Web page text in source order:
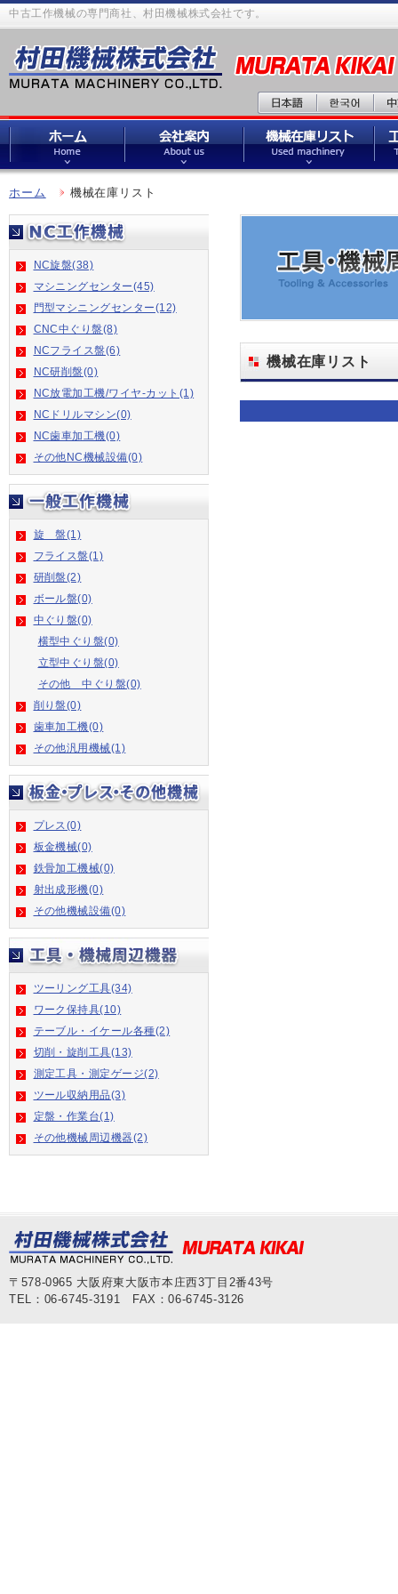
中古工作機械の専門商社、村田機械株式会社です。
ホーム 機械在庫リスト
NC旋盤(38)
マシニングセンター(45)
門型マシニングセンター(12)
CNC中ぐり盤(8)
NCフライス盤(6)
NC研削盤(0)
NC放電加工機/ワイヤ-カット(1)
NCドリルマシン(0)
NC歯車加工機(0)
その他NC機械設備(0)
旋 盤(1)
フライス盤(1)
研削盤(2)
ボール盤(0)
中ぐり盤(0)
横型中ぐり盤(0)
立型中ぐり盤(0)
その他 中ぐり盤(0)
削り盤(0)
歯車加工機(0)
その他汎用機械(1)
プレス(0)
板金機械(0)
鉄骨加工機械(0)
射出成形機(0)
その他機械設備(0)
ツーリング工具(34)
ワーク保持具(10)
テーブル・イケール各種(2)
切削・旋削工具(13)
測定工具・測定ゲージ(2)
ツール収納用品(3)
定盤・作業台(1)
その他機械周辺機器(2)
機械在庫リスト
〒578-0965 大阪府東大阪市本庄西3丁目2番43号
TEL：06-6745-3191 FAX：06-6745-3126